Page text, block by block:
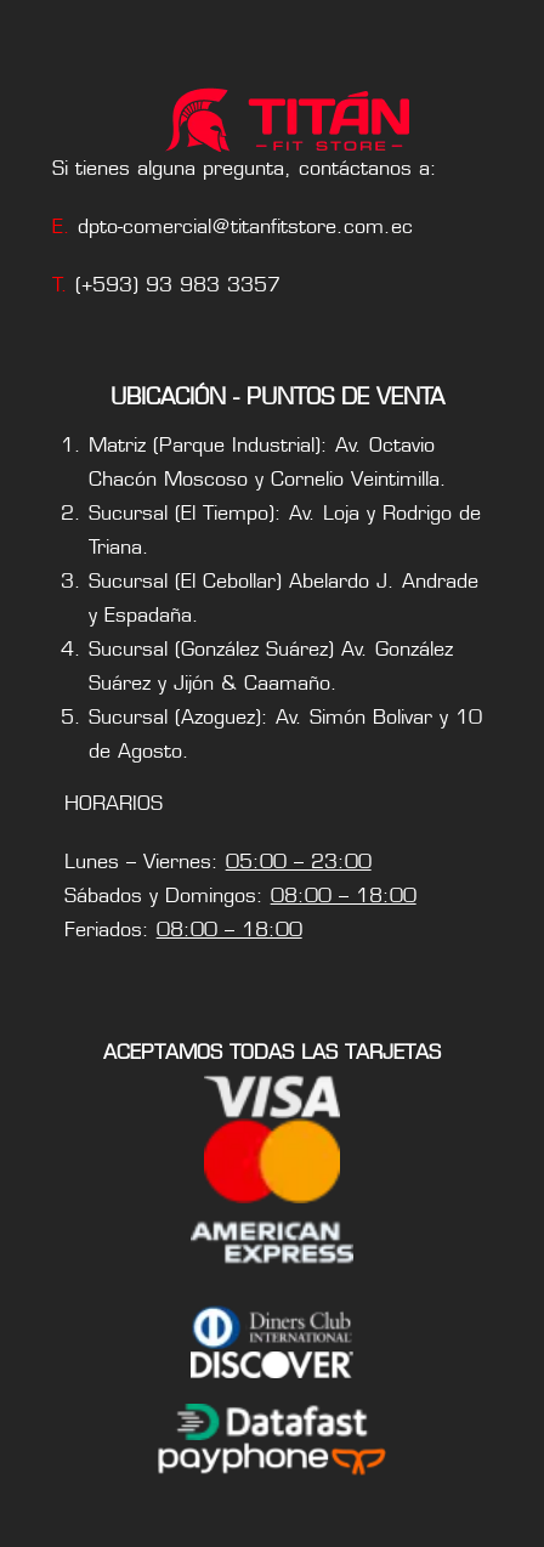
Si tienes alguna pregunta, contáctanos a:
E. dpto-comercial@titanfitstore.com.ec
T. (+593) 93 983 3357
UBICACIÓN - PUNTOS DE VENTA
Matriz (Parque Industrial): Av. Octavio
Chacón Moscoso y Cornelio Veintimilla.
Sucursal (El Tiempo): Av. Loja y Rodrigo de
Triana.
Sucursal (El Cebollar) Abelardo J. Andrade
y Espadaña.
Sucursal (González Suárez) Av. González
Suárez y Jijón & Caamaño.
Sucursal (Azoguez): Av. Simón Bolivar y 10
de Agosto.
HORARIOS
Lunes – Viernes: 05:00 – 23:00
Sábados y Domingos: 08:00 – 18:00
Feriados: 08:00 – 18:00
ACEPTAMOS TODAS LAS TARJETAS